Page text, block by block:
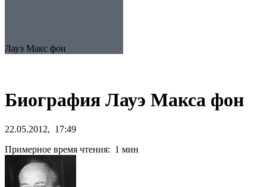
Лауэ Макс фон
Биография Лауэ Макса фон
22.05.2012, 17:49
Примерное время чтения: 1 мин